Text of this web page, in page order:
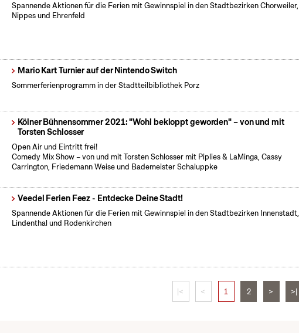
Spannende Aktionen für die Ferien mit Gewinnspiel in den Stadtbezirken Chorweiler,
Nippes und Ehrenfeld
Mario Kart Turnier auf der Nintendo Switch
Sommerferienprogramm in der Stadtteilbibliothek Porz
Kölner Bühnensommer 2021: "Wohl bekloppt geworden" – von und mit
Torsten Schlosser
Open Air und Eintritt frei!
Comedy Mix Show – von und mit Torsten Schlosser mit Piplies & LaMinga, Cassy
Carrington, Friedemann Weise und Bademeister Schaluppke
Veedel Ferien Feez - Entdecke Deine Stadt!
Spannende Aktionen für die Ferien mit Gewinnspiel in den Stadtbezirken Innenstadt,
Lindenthal und Rodenkirchen
|< < 1 2 > >|